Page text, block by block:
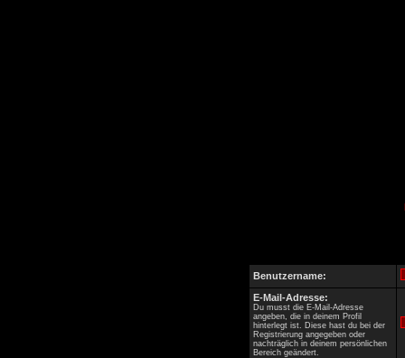
Benutzername:
E-Mail-Adresse:
Du musst die E-Mail-Adresse
angeben, die in deinem Profil
hinterlegt ist. Diese hast du bei der
Registrierung angegeben oder
nachträglich in deinem persönlichen
Bereich geändert.